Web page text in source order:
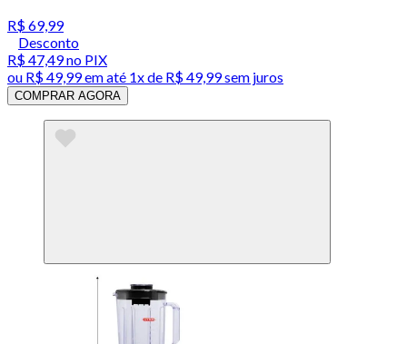
R$ 69,99
Desconto
R$ 47,49no PIX
ou R$ 49,99em até 1x de R$ 49,99sem juros
COMPRAR AGORA